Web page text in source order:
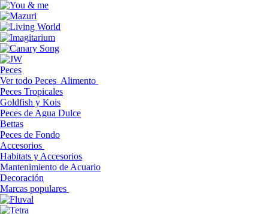
Peces
Ver todo Peces Alimento
Peces Tropicales
Goldfish y Kois
Peces de Agua Dulce
Bettas
Peces de Fondo
Accesorios
Habitats y Accesorios
Mantenimiento de Acuario
Decoración
Marcas populares